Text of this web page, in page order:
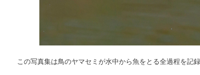
この写真集は鳥のヤマセミが水中から魚をとる全過程を記